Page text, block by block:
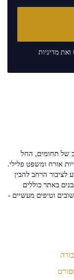
ואת מדיניות
של תחומים, החל
אזרח ומשפט פלילי.
לציבור הרחב להבין
באתר כוללים
וטיפים מעשיים -